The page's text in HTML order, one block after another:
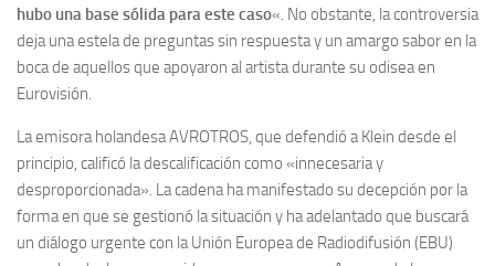
hubo una base sólida para este caso«. No obstante, la controversia
deja una estela de preguntas sin respuesta y un amargo sabor en la
boca de aquellos que apoyaron al artista durante su odisea en
Eurovisión.
La emisora holandesa AVROTROS, que defendió a Klein desde el
principio, calificó la descalificación como «innecesaria y
desproporcionada». La cadena ha manifestado su decepción por la
forma en que se gestionó la situación y ha adelantado que buscará
un diálogo urgente con la Unión Europea de Radiodifusión (EBU)